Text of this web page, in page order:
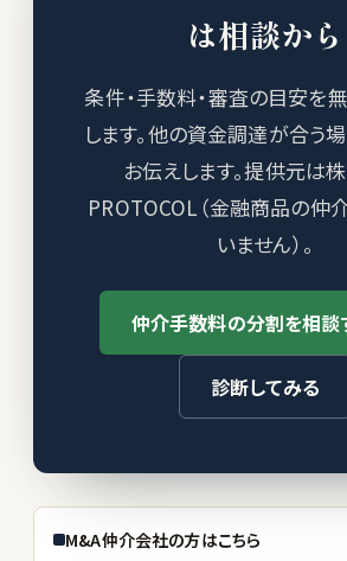
は相談から
条件・手数料・審査の目安を
します。他の資金調達が合う
お伝えします。提供元は
PROTOCOL（金融商品の仲
いません）。
仲介手数料の分割を相
診断してみる
M&A仲介会社の方はこちら